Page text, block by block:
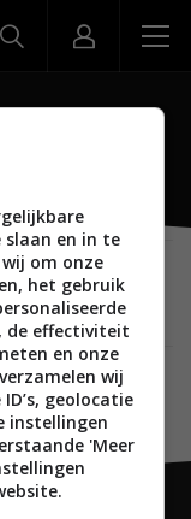
2022
soundbar met
en in te
om onze
het gebruik
de effectiviteit
en onze
wij
geolocatie
instellingen
'Meer